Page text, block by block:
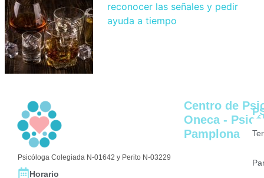
reconocer las señales y pedir
ayuda a tiempo
Centro de
Oneca -
Pamplona
Psicóloga Colegiada N-01642 y Perito N-03229
Horario